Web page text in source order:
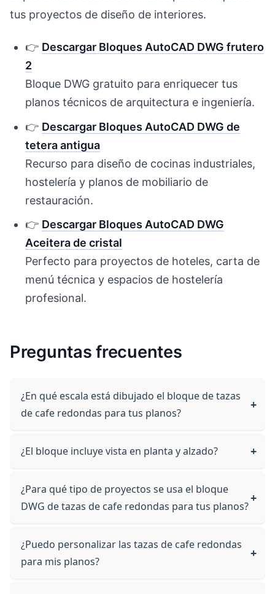
tus proyectos de diseño de interiores.
👉 Descargar Bloques AutoCAD DWG frutero
2
Bloque DWG gratuito para enriquecer tus
planos técnicos de arquitectura e ingeniería.
👉 Descargar Bloques AutoCAD DWG de
tetera antigua
Recurso para diseño de cocinas industriales,
hostelería y planos de mobiliario de
restauración.
👉 Descargar Bloques AutoCAD DWG
Aceitera de cristal
Perfecto para proyectos de hoteles, carta de
menú técnica y espacios de hostelería
profesional.
Preguntas frecuentes
¿En qué escala está dibujado el bloque de tazas
de cafe redondas para tus planos?
¿El bloque incluye vista en planta y alzado?
¿Para qué tipo de proyectos se usa el bloque
DWG de tazas de cafe redondas para tus planos?
¿Puedo personalizar las tazas de cafe redondas
para mis planos?